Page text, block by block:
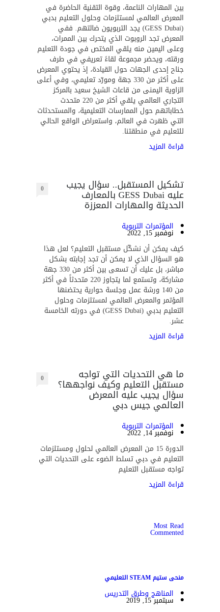
بين المهارات الناعمة، وقوة التقنية الحاضرة في
المعرض العالمي لمستلزمات وحلول التعليم بدبي
(GESS Dubai) يجد التربويون ضالتهم. ففي
المعرض تجد الروبوت الذي يتحرك بين الممرات،
وعلى اليمين منه يلقي المختص في جودة التعليم
ورقته، ويحضر مجموعة لقاءً تعريفي في طرف
جناح إحدى الجهات حول القيادة، إذ يحتوي المعرض
على أكثر من 330 جهة ومورّد تعليمي، وفي أعلى
الزاوية اليمنى من قاعات الشيخ سعيد بالمركز
التجاري العالمي يلقي أكثر من 220 متحدث
خطاباتهم حول الممارسات التعليمية، والمستحدثات
التي ظهرت في العالم، واستعراض الواقع الحالي
للتعليم في منطقتنا.
قراءة المزيد
تشكيل المستقبل.. سؤال يجيب
عليه GESS Dubai بالمعارف
الحديثة والمهارات المعززة
0
المؤتمرات التربوية
نوفمبر 15, 2022
كيف يمكن أن نشكّل مستقبل التعليم؟ لعل هذا
هو السؤال الذي لا يمكن أن تجد إجابته بشكل
مباشر، بل عليك أن تسعى بين أكثر من 330 جهة
مشاركة، وتستمع لما يتجاوز 220 متحدثاً في أكثر
من 140 ورشة عمل وجلسة حوارية يحتضنها
المؤتمر والمعرض العالمي لمستلزمات وحلول
التعليم بدبي (GESS Dubai) في دورته الخامسة
عشر.
قراءة المزيد
ما هي التحديات التي تواجه
مستقبل التعليم وكيف نواجهها؟
سؤال يجيب عليه المعرض
العالمي جيس دبي
0
المؤتمرات التربوية
نوفمبر 14, 2022
الدورة 15 من المعرض العالمي لحلول ومستلزمات
التعليم في دبي تسلط الضوء على التحديات التي
تواجه مستقبل التعليم
قراءة المزيد
Most Read
Commented
منحى ستيم STEAM التعليمي
المناهج وطرق التدريس
سبتمبر 15, 2019